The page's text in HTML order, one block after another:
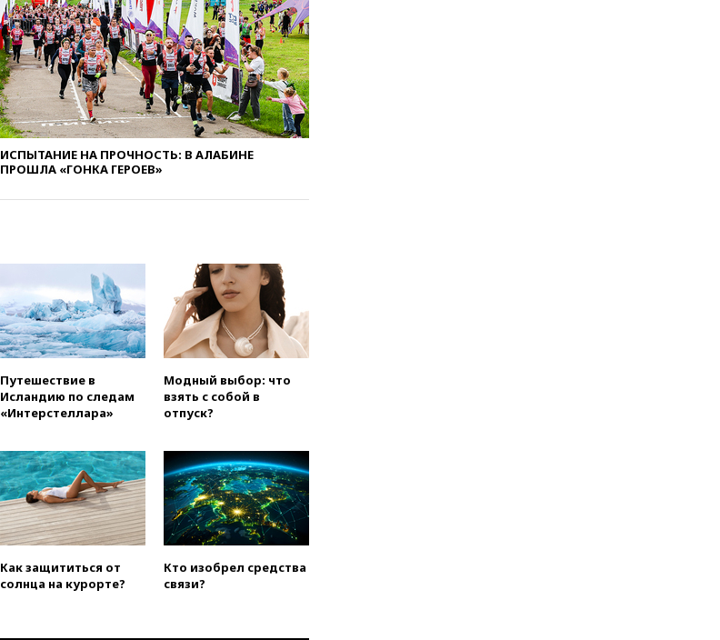
вчера, 21:56The Atlantic: Маск
отказал Украине в
использовании Starlink для
атак вглубь РФ
вчера, 21:35После пожара на
складе в Брянске возбудили
уголовное дело
вчера, 21:26Лидеры сборной
РФ по гимнастике получили
Хорватии
вчера, 21:00
На границе
Украины с Польшей скопилось
свыше 6,5 тысячи грузовиков
вчера, 20:53Швыдкой:
«Интервидение» точно
пройдет в 2026 году
вчера, 20:45 ПВО за день
сбила еще 75 украинских
вчера, 20:35Велосипедист
погиб при атаке FPV-дрона в
Белгородской области
вчера, 20:30Лидию Невзорову
заочно арестовали по делу о
финансировании
экстремизма
ИСПЫТАНИЕ НА ПРОЧНОСТЬ: В АЛАБИНЕ
ПРОШЛА «ГОНКА ГЕРОЕВ»
Путешествие в
Исландию по следам
«Интерстеллара»
Модный выбор: что
взять с собой в
отпуск?
Как защититься от
солнца на курорте?
Кто изобрел средства
связи?